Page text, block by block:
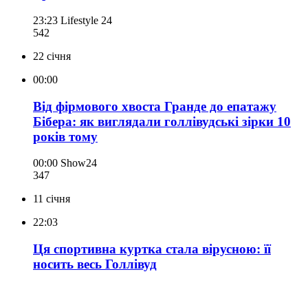
23:23 Lifestyle 24
542
22 січня
00:00
Від фірмового хвоста Гранде до епатажу
Бібера: як виглядали голлівудські зірки 10
років тому
00:00 Show24
347
11 січня
22:03
Ця спортивна куртка стала вірусною: її
носить весь Голлівуд